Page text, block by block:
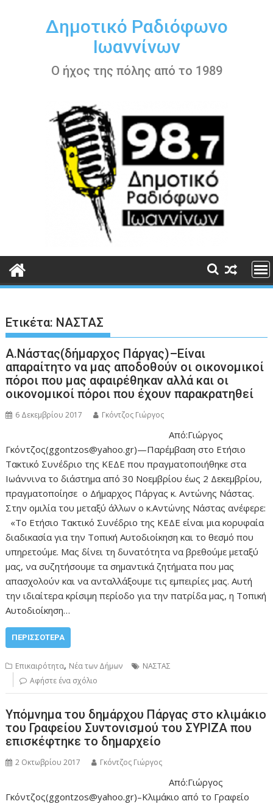
περιεχόμενοΔημοτικό Ραδιόφωνο
Ιωαννίνων
Ο ήχος της πόλης από το 1989
Ετικέτα: ΝΑΣΤΑΣ
Α.Νάστας(δήμαρχος Πάργας)–Είναι
απαραίτητο να μας αποδοθούν οι οικονομικοί
πόροι που μας αφαιρέθηκαν αλλά και οι
οικονομικοί πόροι που έχουν παρακρατηθεί
6 Δεκεμβρίου 2017 Γκόντζος Γιώργος
Από:Γιώργος
Γκόντζος(ggontzos@yahoo.gr)—Παρέμβαση στο Ετήσιο
Τακτικό Συνέδριο της ΚΕΔΕ που πραγματοποιήθηκε στα
Ιωάννινα το διάστημα από 30 Νοεμβρίου έως 2 Δεκεμβρίου,
πραγματοποίησε ο Δήμαρχος Πάργας κ. Αντώνης Νάστας.
Στην ομιλία του μεταξύ άλλων ο κ.Αντώνης Νάστας ανέφερε:
«Το Ετήσιο Τακτικό Συνέδριο της ΚΕΔΕ είναι μια κορυφαία
διαδικασία για την Τοπική Αυτοδιοίκηση και το θεσμό που
υπηρετούμε. Μας δίνει τη δυνατότητα να βρεθούμε μεταξύ
μας, να συζητήσουμε τα σημαντικά ζητήματα που μας
απασχολούν και να ανταλλάξουμε τις εμπειρίες μας. Αυτή
την ιδιαίτερα κρίσιμη περίοδο για την πατρίδα μας, η Τοπική
Αυτοδιοίκηση…
ΠΕΡΙΣΣΌΤΕΡΑ
Επικαιρότητα, Νέα των Δήμων
ΝΑΣΤΑΣ
Αφήστε ένα σχόλιο
Υπόμνημα του δημάρχου Πάργας στο κλιμάκιο
του Γραφείου Συντονισμού του ΣΥΡΙΖΑ που
επισκέφτηκε το δημαρχείο
2 Οκτωβρίου 2017 Γκόντζος Γιώργος
Από:Γιώργος
Γκόντζος(ggontzos@yahoo.gr)–Κλιμάκιο από το Γραφείο